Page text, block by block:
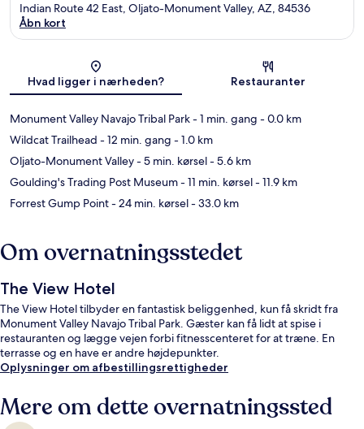
Indian Route 42 East, Oljato-Monument Valley, AZ, 84536
Åbn kort
Hvad ligger i nærheden? Restauranter
Monument Valley Navajo Tribal Park- 1 min. gang - 0.0 km
Wildcat Trailhead - 12 min. gang - 1.0 km
Oljato-Monument Valley- 5 min. kørsel- 5.6 km
Goulding's Trading Post Museum- 11 min. kørsel- 11.9 km
Forrest Gump Point- 24 min. kørsel- 33.0 km
Om overnatningsstedet
The View Hotel
The View Hotel tilbyder en fantastisk beliggenhed, kun få skridt fra
Monument Valley Navajo Tribal Park. Gæster kan få lidt at spise i
restauranten og lægge vejen forbi fitnesscenteret for at træne. En
terrasse og en have er andre højdepunkter.
Oplysninger om afbestillingsrettigheder
Mere om dette overnatningssted